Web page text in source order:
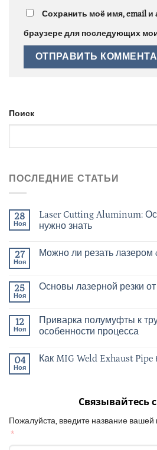
Сохранить моё имя, email и
браузере для последующих
Поиск
ПОСЛЕДНИЕ СТАТЬИ
28
Ноя
Laser Cutting Aluminum:
нужно знать
27
Ноя
Можно ли резать лазером
25
Ноя
Основы лазерной резки
12
Ноя
Приварка полумуфты к
особенности процесса
04
Ноя
Как MIG Weld Exhaust
Связывайтесь
Пожалуйста, введите название